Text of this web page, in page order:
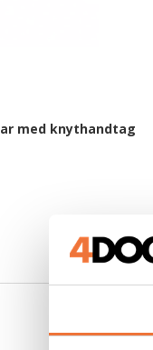
med knythandtag